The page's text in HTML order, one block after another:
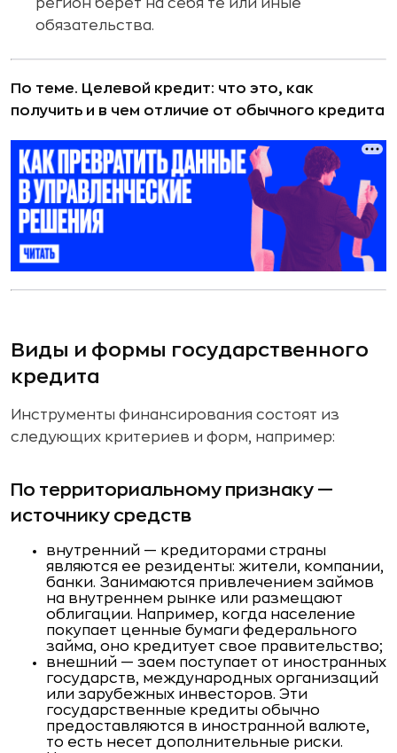
регион берет на себя те или иные
обязательства.
По теме. Целевой кредит: что это, как
получить и в чем отличие от обычного кредита
Виды и формы государственного
кредита
Инструменты финансирования состоят из
следующих критериев и форм, например:
По территориальному признаку —
источнику средств
внутренний — кредиторами страны
являются ее резиденты: жители, компании,
банки. Занимаются привлечением займов
на внутреннем рынке или размещают
облигации. Например, когда население
покупает ценные бумаги федерального
займа, оно кредитует свое правительство;
внешний — заем поступает от иностранных
государств, международных организаций
или зарубежных инвесторов. Эти
государственные кредиты обычно
предоставляются в иностранной валюте,
то есть несет дополнительные риски.